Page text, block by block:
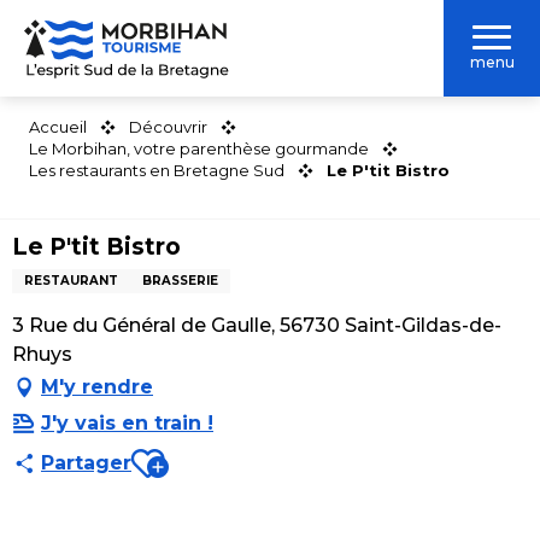
Aller
contenu
menu
Accueil
Découvrir
Le Morbihan, votre parenthèse gourmande
Les restaurants en Bretagne Sud
Le P'tit Bistro
Le P'tit Bistro
RESTAURANT BRASSERIE
3 Rue du Général de Gaulle, 56730 Saint-Gildas-de-
Rhuys
M'y rendre
J'y vais en train !
PartagerAjouter aux favoris